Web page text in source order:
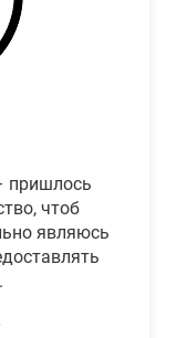
пришлось
чтоб
являюсь